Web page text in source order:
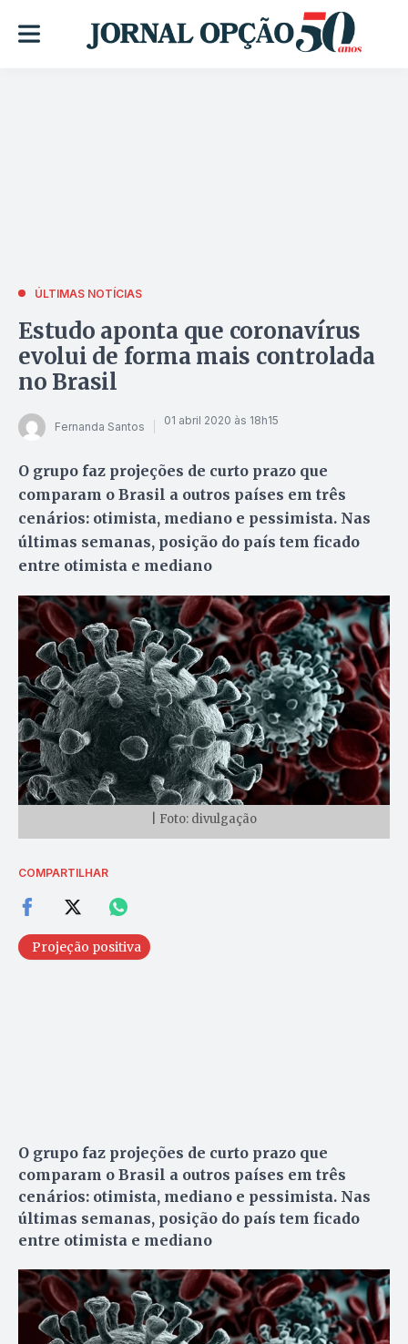
ÚLTIMAS NOTÍCIAS
Estudo aponta que coronavírus
evolui de forma mais controlada
no Brasil
Fernanda Santos 01 abril 2020 às 18h15
O grupo faz projeções de curto prazo que
comparam o Brasil a outros países em três
cenários: otimista, mediano e pessimista. Nas
últimas semanas, posição do país tem ficado
entre otimista e mediano
| Foto: divulgação
COMPARTILHAR
Projeção positiva
O grupo faz projeções de curto prazo que
comparam o Brasil a outros países em três
cenários: otimista, mediano e pessimista. Nas
últimas semanas, posição do país tem ficado
entre otimista e mediano